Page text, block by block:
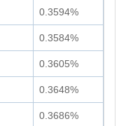
0.3594%
0.3584%
0.3605%
0.3648%
0.3686%